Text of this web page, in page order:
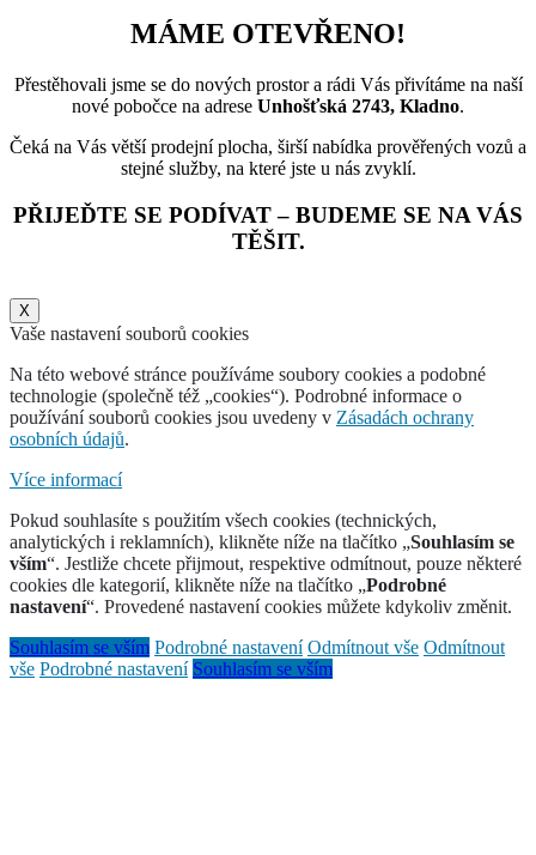
MÁME OTEVŘENO!
Přestěhovali jsme se do nových prostor a rádi Vás přivítáme na naší
nové pobočce na adrese Unhošťská 2743, Kladno.
Čeká na Vás větší prodejní plocha, širší nabídka prověřených vozů a
stejné služby, na které jste u nás zvyklí.
PŘIJEĎTE SE PODÍVAT – BUDEME SE NA VÁS
TĚŠIT.
X
Vaše nastavení souborů cookies
Na této webové stránce používáme soubory cookies a podobné
technologie (společně též „cookies“). Podrobné informace o
používání souborů cookies jsou uvedeny v Zásadách ochrany
osobních údajů.
Více informací
Pokud souhlasíte s použitím všech cookies (technických,
analytických i reklamních), klikněte níže na tlačítko „Souhlasím se
vším“. Jestliže chcete přijmout, respektive odmítnout, pouze některé
cookies dle kategorií, klikněte níže na tlačítko „Podrobné
nastavení“. Provedené nastavení cookies můžete kdykoliv změnit.
Souhlasím se vším Podrobné nastavení Odmítnout vše Odmítnout
vše Podrobné nastavení Souhlasím se vším